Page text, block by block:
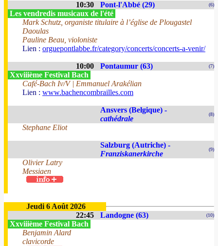
10:30 Pont-l'Abbé (29) (6)
Les vendredis musicaux de l'été
Mark Schutz, organiste titulaire à l’église de Plougastel
Daoulas
Pauline Beau, violoniste
Lien : orguepontlabbe.fr/category/concerts/concerts-a-venir/
10:00 Pontaumur (63) (7)
Xxviiième Festival Bach
Café-Bach Iv/V | Emmanuel Arakélian
Lien : www.bachencombrailles.com
Ansvers (Belgique) -
cathédrale
(8)
Stephane Eliot
Salzburg (Autriche) -
Franziskanerkirche
(9)
Olivier Latry
Messiaen
Jeudi 6 Août 2026
22:45
Landogne (63) (10)
Xxviiième Festival Bach
Benjamin Alard
clavicorde